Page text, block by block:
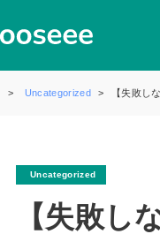
Uncategorized 【失敗し
Uncategorized
【失敗し